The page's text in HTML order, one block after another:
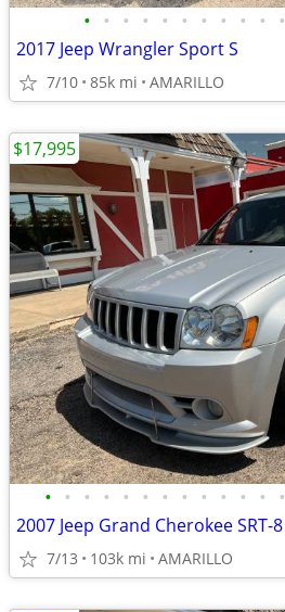
• • • • • • • • • • •
2017 Jeep Wrangler Sport S
7/10 85k mi AMARILLO
• • • • • • • • • • • • •
2007 Jeep Grand Cherokee SRT-8
7/13 103k mi AMARILLO
$17,995